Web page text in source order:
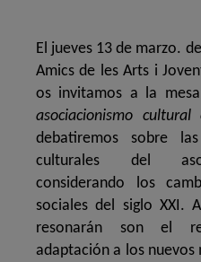
El jueves 13 de marzo.
Amics de les Arts i
os invitamos a la
asociacionismo
debatiremos sobre
culturales del
considerando los
sociales del siglo XXI.
resonarán son el
adaptación a los nuevos